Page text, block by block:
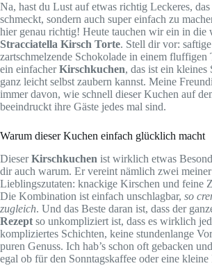
Na, hast du Lust auf etwas richtig Leckeres,
schmeckt, sondern auch super einfach zu
hier genau richtig! Heute tauchen wir ein in die
Stracciatella Kirsch Torte. Stell dir vor:
zartschmelzende Schokolade in einem fluffigen
ein einfacherKirschkuchen, das ist ein
ganz leicht selbst zaubern kannst. Meine
immer davon, wie schnell dieser Kuchen auf
beeindruckt ihre Gäste jedes mal sind.
Warum dieser Kuchen einfach glücklich macht
DieserKirschkuchen ist wirklich etwas
dir auch warum. Er vereint nämlich zwei meiner
Lieblingszutaten: knackige Kirschen und feine
Die Kombination ist einfach unschlagbar, so
zugleich. Und das Beste daran ist, dass der
Rezept so unkompliziert ist, dass es wirklich
kompliziertes Schichten, keine stundenlange
puren Genuss. Ich hab’s schon oft gebacken
egal ob für den Sonntagskaffee oder eine kleine